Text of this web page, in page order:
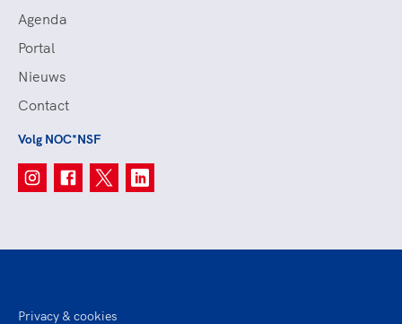
Agenda
Portal
Nieuws
Contact
Volg NOC*NSF
Privacy & cookies